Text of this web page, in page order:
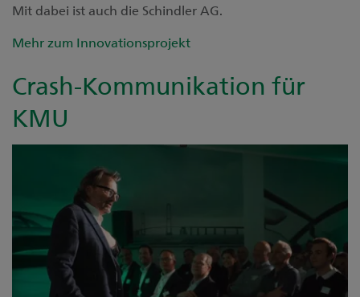
Mit dabei ist auch die Schindler AG.
Mehr zum Innovationsprojekt
Crash-Kommunikation für
KMU